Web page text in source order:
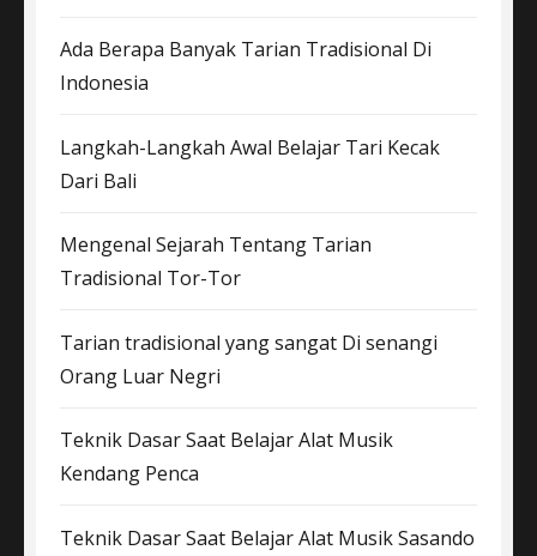
Ada Berapa Banyak Tarian Tradisional Di
Indonesia
Langkah-Langkah Awal Belajar Tari Kecak
Dari Bali
Mengenal Sejarah Tentang Tarian
Tradisional Tor-Tor
Tarian tradisional yang sangat Di senangi
Orang Luar Negri
Teknik Dasar Saat Belajar Alat Musik
Kendang Penca
Teknik Dasar Saat Belajar Alat Musik Sasando